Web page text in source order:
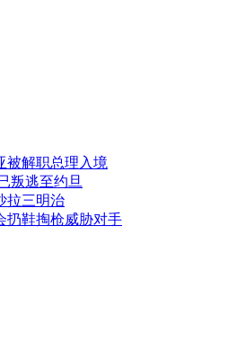
休克事件
痛下狠手拳打脚踢
生回应
被解职总理入境
叛逃至约旦
拉三明治
扔鞋掏枪威胁对手